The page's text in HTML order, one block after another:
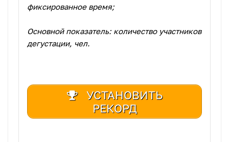
фиксированное время;
Основной показатель: количество участников
дегустации, чел.
УСТАНОВИТЬ
РЕКОРД